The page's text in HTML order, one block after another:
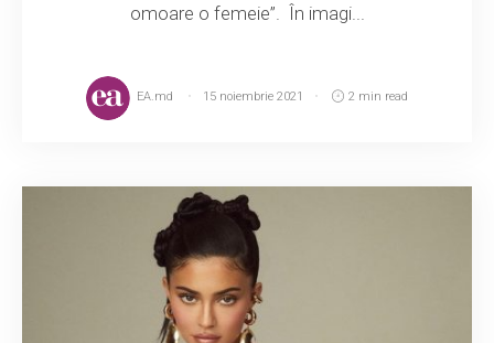
omoare o femeie”. În imagi...
EA.md 15 noiembrie 2021 2 min read